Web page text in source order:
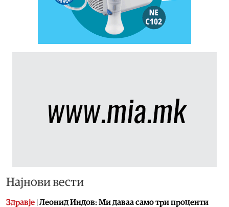
Најнови вести
Здравје Леонид Индов: Ми даваа само три проценти